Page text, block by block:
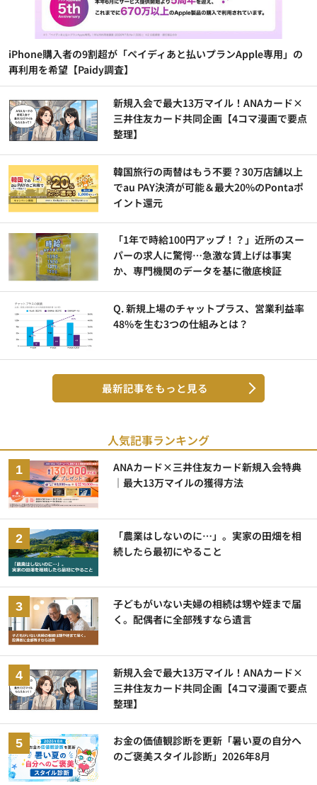
iPhone購入者の9割超が「ペイディあと払いプランApple専用」の
再利用を希望【Paidy調査】
新規入会で最大13万マイル！ANAカード×
三井住友カード共同企画【4コマ漫画で要点
整理】
韓国旅行の両替はもう不要？30万店舗以上
でau PAY決済が可能＆最大20%のPontaポ
イント還元
「1年で時給100円アップ！？」近所のスー
パーの求人に驚愕…急激な賃上げは事実
か、専門機関のデータを基に徹底検証
Q. 新規上場のチャットプラス、営業利益率
48%を生む3つの仕組みとは？
最新記事をもっと見る
人気記事ランキング
ANAカード×三井住友カード新規入会特典
｜最大13万マイルの獲得方法
「農業はしないのに…」。実家の田畑を相
続したら最初にやること
子どもがいない夫婦の相続は甥や姪まで届
く。配偶者に全部残すなら遺言
新規入会で最大13万マイル！ANAカード×
三井住友カード共同企画【4コマ漫画で要点
整理】
お金の価値観診断を更新「暑い夏の自分へ
のご褒美スタイル診断」2026年8月